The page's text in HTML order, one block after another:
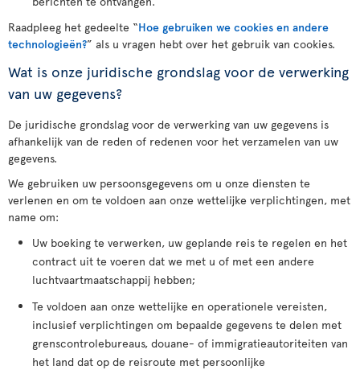
Raadpleeg het gedeelte “Hoe gebruiken we cookies en andere
technologieën?” als u vragen hebt over het gebruik van cookies.
Wat is onze juridische grondslag voor de verwerking
van uw gegevens?
De juridische grondslag voor de verwerking van uw gegevens is
afhankelijk van de reden of redenen voor het verzamelen van uw
gegevens.
We gebruiken uw persoonsgegevens om u onze diensten te
verlenen en om te voldoen aan onze wettelijke verplichtingen, met
name om:
Uw boeking te verwerken, uw geplande reis te regelen en het
contract uit te voeren dat we met u of met een andere
luchtvaartmaatschappij hebben;
Te voldoen aan onze wettelijke en operationele vereisten,
inclusief verplichtingen om bepaalde gegevens te delen met
grenscontrolebureaus, douane- of immigratieautoriteiten van
het land dat op de reisroute met persoonlijke